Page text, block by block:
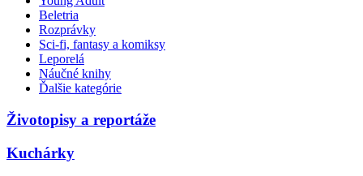
Beletria
Rozprávky
Sci-fi, fantasy a komiksy
Leporelá
Náučné knihy
Ďalšie kategórie
Životopisy a reportáže
Kuchárky